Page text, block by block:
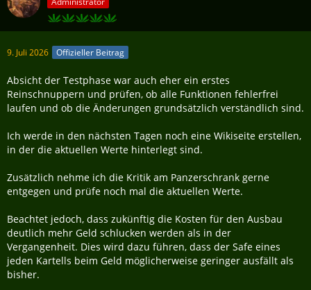
9. Juli 2026 Offizieller Beitrag
Absicht der Testphase war auch eher ein erstes
Reinschnuppern und prüfen, ob alle Funktionen fehlerfrei
laufen und ob die Änderungen grundsätzlich verständlich sind.
Ich werde in den nächsten Tagen noch eine Wikiseite erstellen,
in der die aktuellen Werte hinterlegt sind.
Zusätzlich nehme ich die Kritik am Panzerschrank gerne
entgegen und prüfe noch mal die aktuellen Werte.
Beachtet jedoch, dass zukünftig die Kosten für den Ausbau
deutlich mehr Geld schlucken werden als in der
Vergangenheit. Dies wird dazu führen, dass der Safe eines
jeden Kartells beim Geld möglicherweise geringer ausfällt als
bisher.